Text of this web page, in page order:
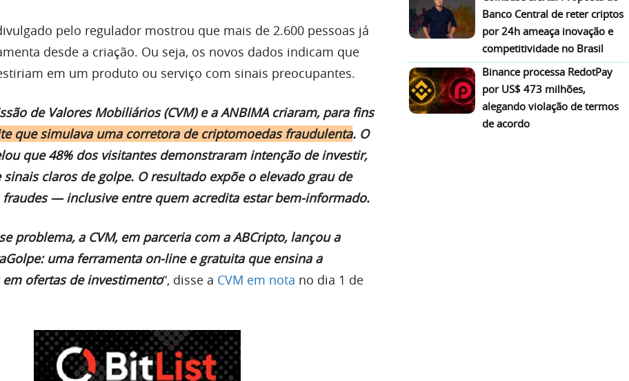
pelo regulador mostrou que mais de 2.600 pessoas já
desde a criação. Ou seja, os novos dados indicam que
em um produto ou serviço com sinais preocupantes.
de Valores Mobiliários (CVM) e a ANBIMA criaram, para fins
que simulava uma corretora de criptomoedas fraudulenta. O
que 48% dos visitantes demonstraram intenção de investir,
claros de golpe. O resultado expõe o elevado grau de
— inclusive entre quem acredita estar bem-informado.
problema, a CVM, em parceria com a ABCripto, lançou a
uma ferramenta on-line e gratuita que ensina a
ofertas de investimento“, disse a CVM em nota no dia 1 de
Banco Central de reter criptos
por 24h ameaça inovação e
competitividade no Brasil
Binance processa RedotPay
por US$ 473 milhões,
alegando violação de termos
de acordo